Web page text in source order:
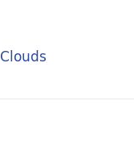
Clouds